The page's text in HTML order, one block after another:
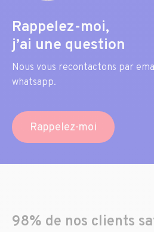
Rappelez-moi,
j’ai une question
Nous vous recontactons par
whatsapp.
Rappelez-moi
98% de nos clients